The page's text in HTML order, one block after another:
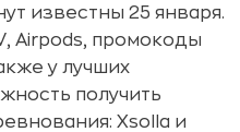
известны 25 января.
Airpods, промокоды
у лучших
получить
Xsolla и